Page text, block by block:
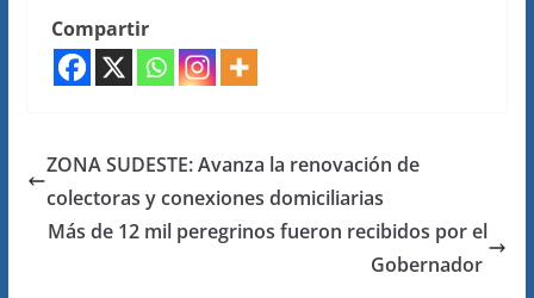
Compartir
ZONA SUDESTE: Avanza la renovación de
colectoras y conexiones domiciliarias
Más de 12 mil peregrinos fueron recibidos por el
Gobernador